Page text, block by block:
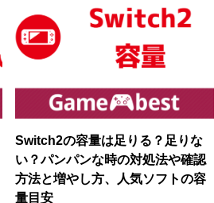
Switch2の容量は足りる？足りな
い？パンパンな時の対処法や確認
方法と増やし方、人気ソフトの容
量目安